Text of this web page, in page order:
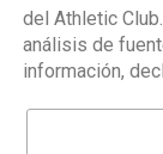
del Athletic
análisis de
información,